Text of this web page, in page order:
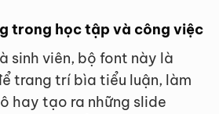
trong học tập và công việc
sinh viên, bộ font này là
trang trí bìa tiểu luận, làm
hay tạo ra những slide